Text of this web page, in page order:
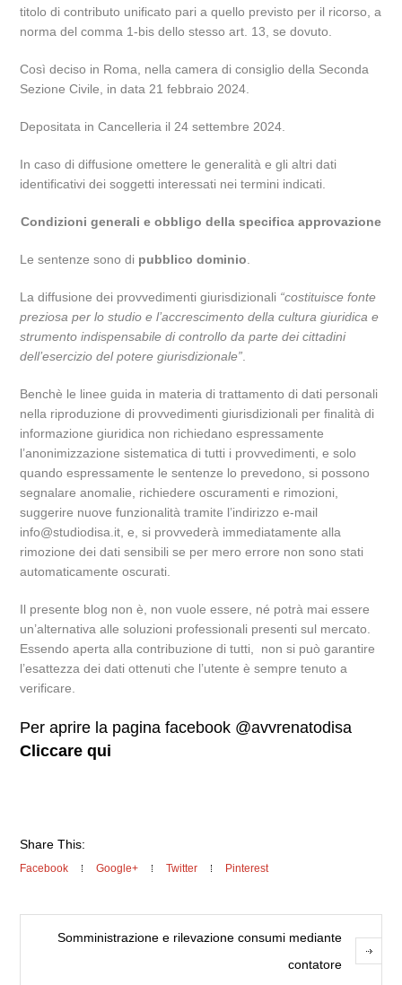
titolo di contributo unificato pari a quello previsto per il ricorso, a
norma del comma 1-bis dello stesso art. 13, se dovuto.
Così deciso in Roma, nella camera di consiglio della Seconda
Sezione Civile, in data 21 febbraio 2024.
Depositata in Cancelleria il 24 settembre 2024.
In caso di diffusione omettere le generalità e gli altri dati
identificativi dei soggetti interessati nei termini indicati.
Condizioni generali e obbligo della specifica approvazione
Le sentenze sono di pubblico dominio
La diffusione dei provvedimenti giurisdizionali “costituisce fonte
preziosa per lo studio e l’accrescimento della cultura giuridica e
strumento indispensabile di controllo da parte dei cittadini
dell’esercizio del potere giurisdizionale”
Benchè le linee guida in materia di trattamento di dati personali
nella riproduzione di provvedimenti giurisdizionali per finalità di
informazione giuridica non richiedano espressamente
l’anonimizzazione sistematica di tutti i provvedimenti, e solo
quando espressamente le sentenze lo prevedono, si possono
segnalare anomalie, richiedere oscuramenti e rimozioni,
suggerire nuove funzionalità tramite l’indirizzo e-mail
info@studiodisa.it, e, si provvederà immediatamente alla
rimozione dei dati sensibili se per mero errore non sono stati
automaticamente oscurati.
Il presente blog non è, non vuole essere, né potrà mai essere
un’alternativa alle soluzioni professionali presenti sul mercato.
Essendo aperta alla contribuzione di tutti, non si può garantire
l’esattezza dei dati ottenuti che l’utente è sempre tenuto a
verificare.
Per aprire la pagina facebook @avvrenatodisa
Cliccare qui
Share This:
Facebook Google+ Twitter Pinterest
Somministrazione e rilevazione consumi mediante
contatore